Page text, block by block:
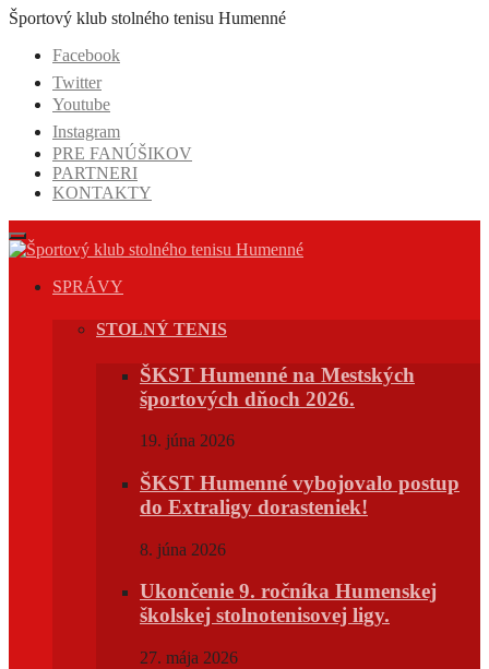
Prejsť
obsah
Športový klub stolného tenisu Humenné
Facebook
Twitter
Youtube
Instagram
PRE FANÚŠIKOV
PARTNERI
KONTAKTY
SPRÁVY
STOLNÝ TENIS
ŠKST Humenné na Mestských
športových dňoch 2026.
19. júna 2026
ŠKST Humenné vybojovalo postup
do Extraligy dorasteniek!
8. júna 2026
Ukončenie 9. ročníka Humenskej
školskej stolnotenisovej ligy.
27. mája 2026